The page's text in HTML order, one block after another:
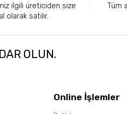
ilgili üreticiden size
olarak satılır.
Tüm
OLUN.
Online İşlemler